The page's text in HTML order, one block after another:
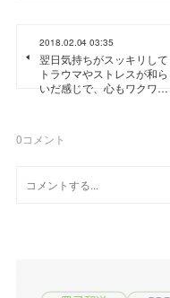
2018.02.04 03:35
翌日気持ちがスッキリして
トラウマやストレスが和ら
いだ感じで、心もワクワ…
0コメント